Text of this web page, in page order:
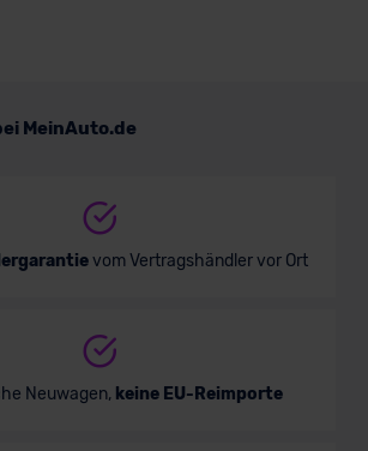
MeinAuto.de
vom Vertragshändler vor Ort
Neuwagen, keine EU-Reimporte